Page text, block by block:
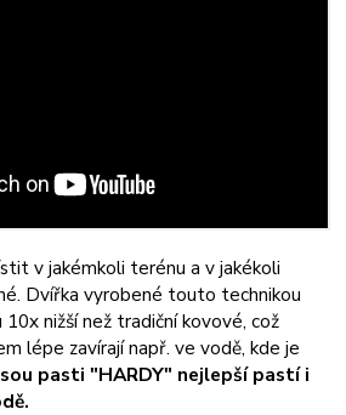
v jakémkoli terénu a v jakékoli
Dvířka vyrobené touto technikou
nižší než tradiční kovové, což
lépe zavírají např. ve vodě, kde je
pasti "HARDY" nejlepší pastí i